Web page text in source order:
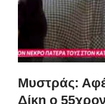
Μυστράς:
Δίκη ο